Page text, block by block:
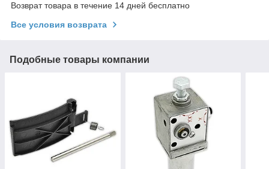
Возврат товара в течение 14 дней бесплатно
Все условия возврата
Подобные товары компании